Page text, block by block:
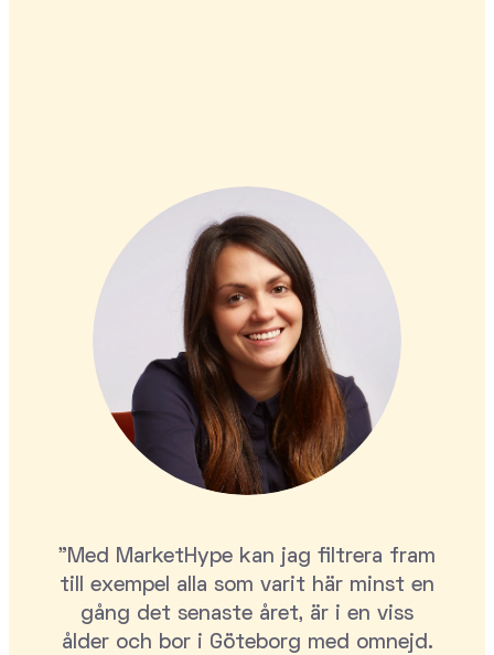
"Med MarketHype kan jag filtrera fram
till exempel alla som varit här minst en
gång det senaste året, är i en viss
ålder och bor i Göteborg med omnejd.